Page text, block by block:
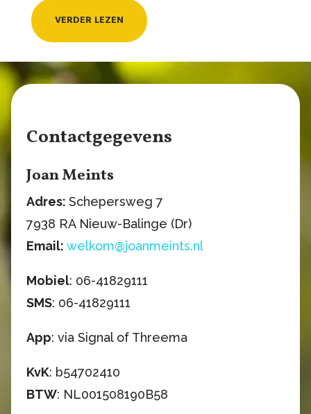
VERDER LEZEN
Contactgegevens
Joan Meints
Adres:Schepersweg 7
7938 RA Nieuw-Balinge (Dr)
Email:welkom@joanmeints.nl
Mobiel: 06-41829111
SMS: 06-41829111
App: via Signal of Threema
KvK: b54702410
BTW: NL001508190B58